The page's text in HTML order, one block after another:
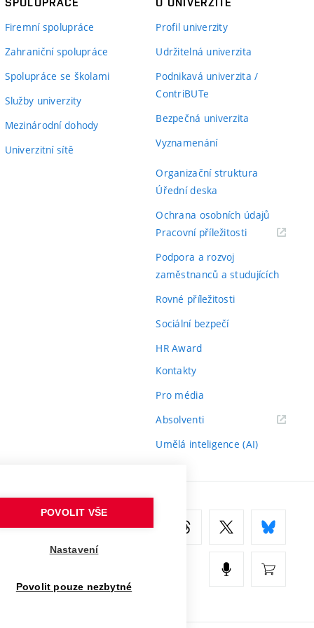
Firemní spolupráce
Zahraniční spolupráce
Spolupráce se školami
Služby univerzity
Mezinárodní dohody
Univerzitní sítě
Profil univerzity
Udržitelná univerzita
Podnikavá univerzita /
ContriBUTe
Bezpečná univerzita
Vyznamenání
Organizační struktura
Úřední deska
Ochrana osobních údajů
Pracovní příležitosti(externí
Podpora a rozvoj
zaměstnanců a studujících
Rovné příležitosti
Sociální bezpečí
HR Award
Kontakty
Pro média
Absolventi(externí
Umělá inteligence (AI)
POVOLIT VŠE
Nastavení
Povolit pouze nezbytné